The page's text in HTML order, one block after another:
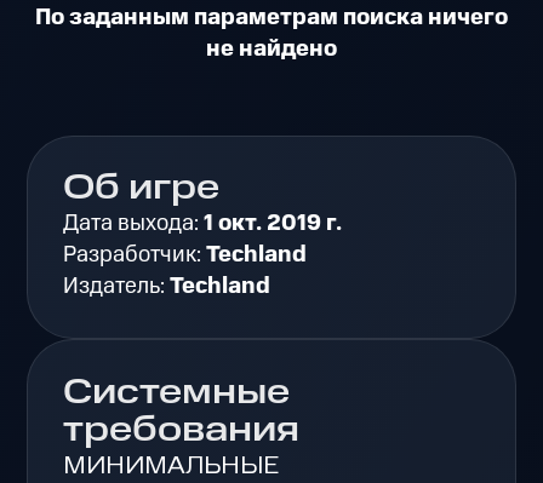
По заданным параметрам поиска ничего
не найдено
Об игре
Дата выхода:1 окт. 2019 г.
Разработчик:Techland
Издатель:Techland
Системные
требования
МИНИМАЛЬНЫЕ